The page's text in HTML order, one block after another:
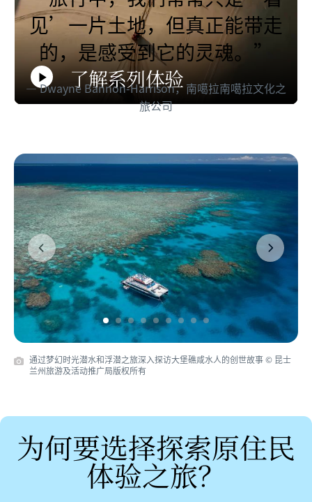
了解系列体验
Play
Video
见’一片土地，但真正能带走
的，是感受到它的灵魂。”
Dwayne Bannon-Harrison，南噶拉南噶拉文化之
旅公司
通过梦幻时光潜水和浮潜之旅深入探访大堡礁咸水人的创世故事 © 昆士
兰州旅游及活动推广局版权所有
Previous Next
为何要选择探索原住民
体验之旅？